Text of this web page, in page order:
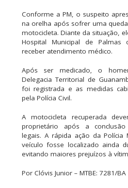
Conforme a PM, o suspeito
na orelha após sofrer uma
motocicleta. Diante da situação,
Hospital Municipal de
receber atendimento médico.
Após ser medicado, o
Delegacia Territorial de
foi registrada e as medidas
pela Polícia Civil.
A motocicleta recuperada
proprietário após a
legais. A rápida ação da Polícia
veículo fosse localizado ainda
evitando maiores prejuízos à
Por Clóvis Junior – MTBE: 7281/BA